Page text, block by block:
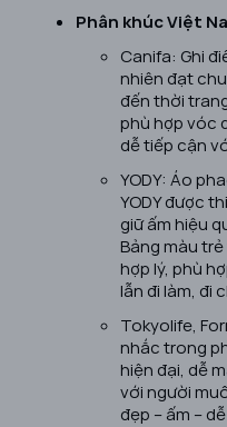
Phân khúc Việt
Canifa: Ghi
nhiên đạt
đến thời
phù hợp vóc
dễ tiếp cận
YODY: Áo
YODY được
giữ ấm hiệu
Bảng màu
hợp lý, phù
lẫn đi làm, đi
Tokyolife,
nhắc trong
hiện đại, dễ
với người
đẹp – ấm –